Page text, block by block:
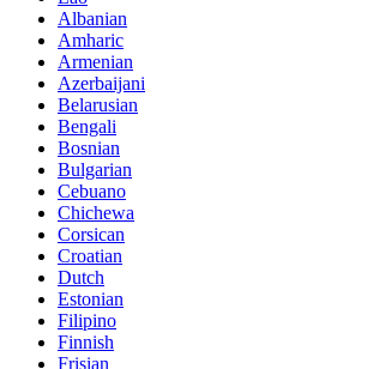
Albanian
Amharic
Armenian
Azerbaijani
Belarusian
Bengali
Bosnian
Bulgarian
Cebuano
Chichewa
Corsican
Croatian
Dutch
Estonian
Filipino
Finnish
Frisian